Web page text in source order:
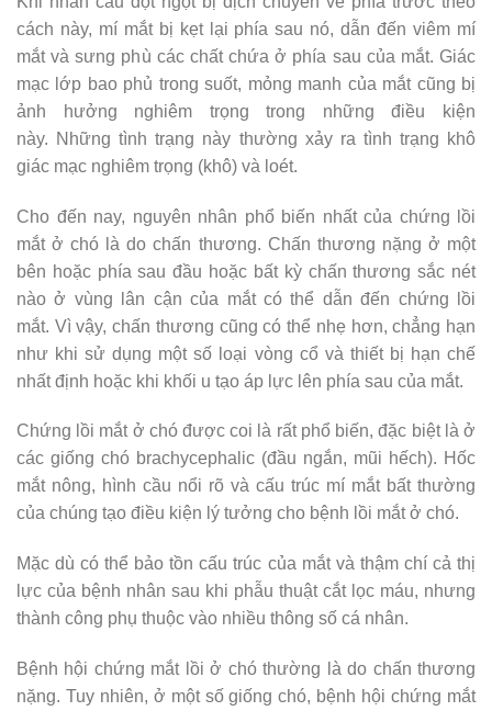
cách này, mí mắt bị kẹt lại phía sau nó, dẫn đến viêm mí
mắt và sưng phù các chất chứa ở phía sau của mắt. Giác
mạc lớp bao phủ trong suốt, mỏng manh của mắt cũng bị
ảnh hưởng nghiêm trọng trong những điều kiện
này. Những tình trạng này thường xảy ra tình trạng khô
giác mạc nghiêm trọng (khô) và loét.
Cho đến nay, nguyên nhân phổ biến nhất của chứng lồi
mắt ở chó là do chấn thương. Chấn thương nặng ở một
bên hoặc phía sau đầu hoặc bất kỳ chấn thương sắc nét
nào ở vùng lân cận của mắt có thể dẫn đến chứng lồi
mắt. Vì vậy, chấn thương cũng có thể nhẹ hơn, chẳng hạn
như khi sử dụng một số loại vòng cổ và thiết bị hạn chế
nhất định hoặc khi khối u tạo áp lực lên phía sau của mắt.
Chứng lồi mắt ở chó được coi là rất phổ biến, đặc biệt là ở
các giống chó brachycephalic (đầu ngắn, mũi hếch). Hốc
mắt nông, hình cầu nổi rõ và cấu trúc mí mắt bất thường
của chúng tạo điều kiện lý tưởng cho bệnh lồi mắt ở chó.
Mặc dù có thể bảo tồn cấu trúc của mắt và thậm chí cả thị
lực của bệnh nhân sau khi phẫu thuật cắt lọc máu, nhưng
thành công phụ thuộc vào nhiều thông số cá nhân.
Bệnh hội chứng mắt lồi ở chó thường là do chấn thương
nặng. Tuy nhiên, ở một số giống chó, bệnh hội chứng mắt